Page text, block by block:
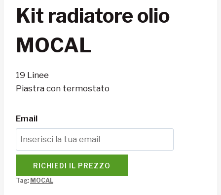
Kit radiatore olio
MOCAL
19 Linee
Piastra con termostato
Email
RICHIEDI IL PREZZO
Tag: MOCAL